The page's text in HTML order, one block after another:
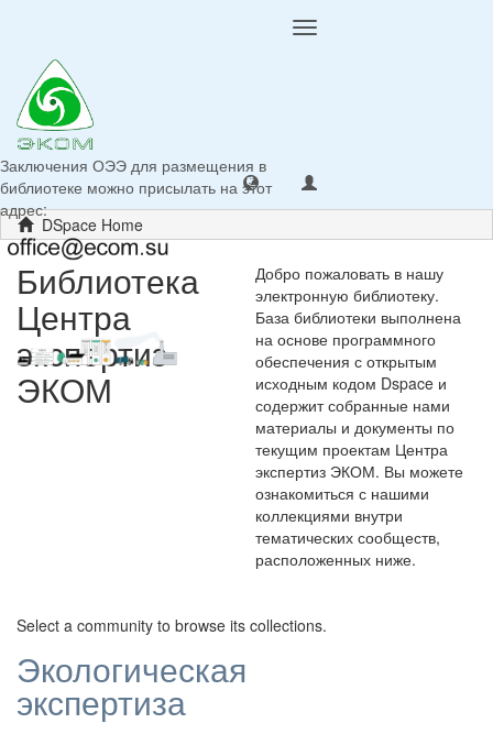
Toggle
Заключения ОЭЭ для размещения в
библиотеке можно присылать на этот
адрес:
DSpace Home
Библиотека
Центра
экспертиз
ЭКОМ
Добро пожаловать в нашу
электронную библиотеку.
База библиотеки выполнена
на основе программного
обеспечения с открытым
исходным кодом Dspace и
содержит собранные нами
материалы и документы по
текущим проектам Центра
экспертиз ЭКОМ. Вы можете
ознакомиться с нашими
коллекциями внутри
тематических сообществ,
расположенных ниже.
Select a community to browse its collections.
Экологическая
экспертиза